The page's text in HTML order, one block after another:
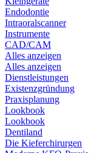
Endodontie
Intraoralscanner
Instrumente
CAD/CAM
Alles anzeigen
Alles anzeigen
Dienstleistungen
Existenzgründung
Praxisplanung
Lookbook
Lookbook
Dentiland
Die Kieferchirurgen